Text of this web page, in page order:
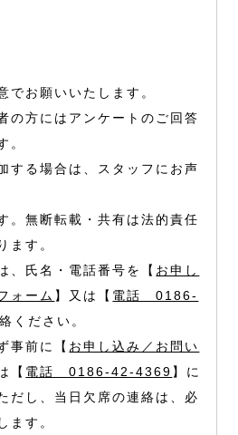
お願いいたします。
の方にはアンケートのご回答
。
する場合は、スタッフにお声
。無断転載・共有は法的責任
ます。
、氏名・電話番号を【 お申し
ォーム 】又は【 電話 0186-
ください。
事前に【 お申し込み／お問い
【 電話 0186-42-4369 】に
だし、当日欠席の連絡は、必
ます。